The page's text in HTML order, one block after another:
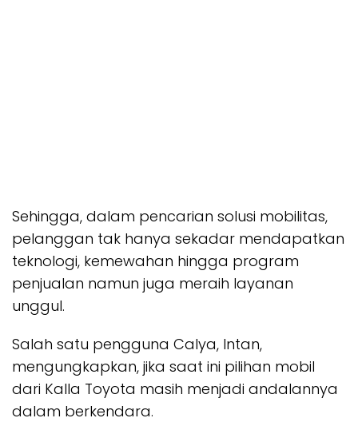
Sehingga, dalam pencarian solusi mobilitas,
pelanggan tak hanya sekadar mendapatkan
teknologi, kemewahan hingga program
penjualan namun juga meraih layanan
unggul.
Salah satu pengguna Calya, Intan,
mengungkapkan, jika saat ini pilihan mobil
dari Kalla Toyota masih menjadi andalannya
dalam berkendara.